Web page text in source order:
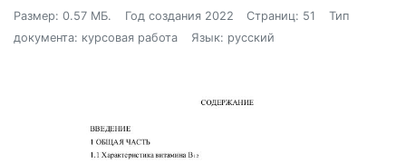
Размер: 0.57 МБ. Год создания 2022 Страниц: 51
Тип
документа: курсовая работа
Язык: русский